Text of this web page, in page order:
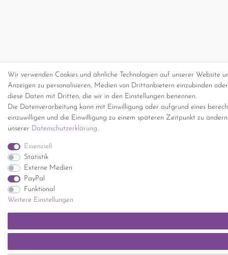
Wir verwenden Cookies und ähnliche Technologien auf unserer Website
Anzeigen zu personalisieren, Medien von Drittanbietern einzubinden
diese Daten mit Dritten, die wir in den Einstellungen benennen.
Die Datenverarbeitung kann mit Einwilligung oder aufgrund eines
einzuwilligen und die Einwilligung zu einem späteren Zeitpunkt zu
unserer Daten­schutz­erklärung.
Essenziell
Statistik
Externe Medien
PayPal
Funktional
Weitere Einstellungen